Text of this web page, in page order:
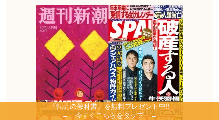
『転売の教科書』を無料プレゼント中!!
→ 今すぐこちらをタップ ←